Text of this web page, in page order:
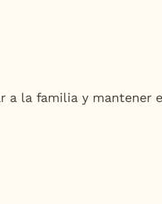
a la familia y mantener